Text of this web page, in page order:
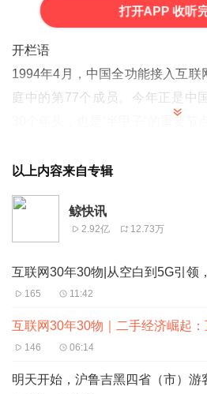
打开APP 收听
开栏语
1994年4月，中国全功能接入互联
庭中的第77个成员。今年正是中
得铭记。这三十年，中国互联网从
到强，诞生了许多物件、应用或平
值不只在商业，它更是一种情怀，
长久记忆。
为此，新京报贝壳财经联合中国互
量网络传播专项基金推出了《互
或平台的故事，勾勒中国互联网三
30年前的一根网线，让中国连通
以上内容来自专辑
鲸快讯
2.92亿 12.73万
165 11:42
146 06:14
明天开始，沪鲁吉黑四省（市）游